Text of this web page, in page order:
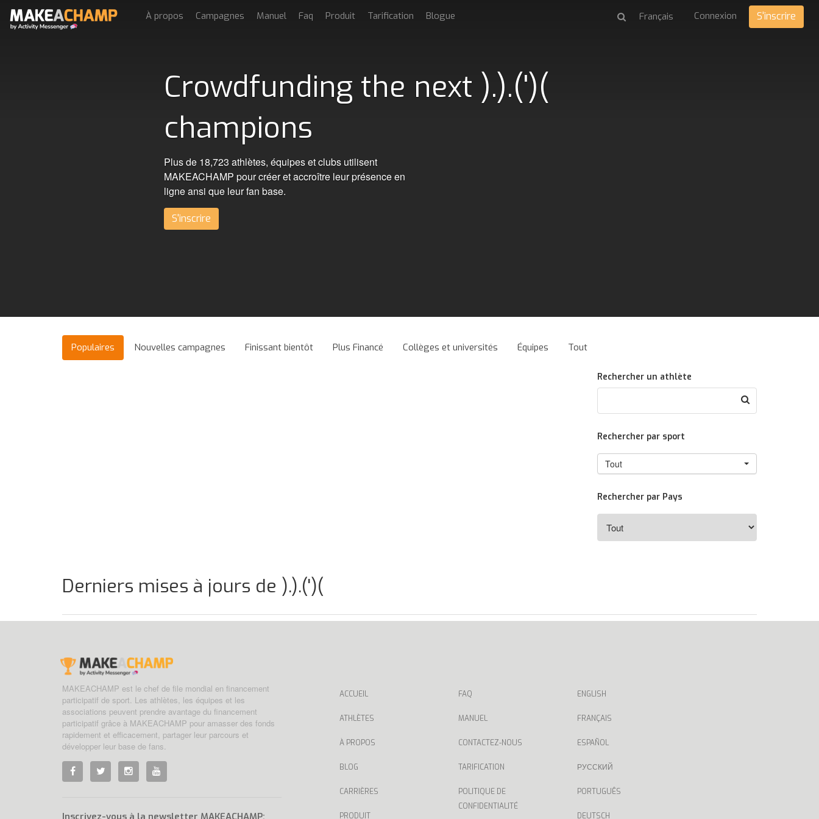
À propos Campagnes Manuel Faq Produit Tarification Blogue Connexion S'inscrire
Crowdfunding the next ).).(')(
champions
Plus de 18,723 athlètes, équipes et clubs utilisent
MAKEACHAMP pour créer et accroître leur présence en
ligne ansi que leur fan base.
S'inscrire
Populaires Nouvelles campagnes Finissant bientôt Plus Financé Collèges et universités Équipes Tout
Rechercher un athlète
Rechercher par sport
Tout
Rechercher par Pays
Derniers mises à jours de ).).(')(
MAKEACHAMP est le chef de file mondial en financement
participatif de sport. Les athlètes, les équipes et les
associations peuvent prendre avantage du financement
participatif grâce à MAKEACHAMP pour amasser des fonds
rapidement et efficacement, partager leur parcours et
développer leur base de fans.
Inscrivez-vous à la newsletter MAKEACHAMP:
ACCUEIL
ATHLÈTES
À PROPOS
BLOG
CARRIÈRES
PRODUIT
FAQ
MANUEL
CONTACTEZ-NOUS
TARIFICATION
POLITIQUE DE
CONFIDENTIALITÉ
ENGLISH
FRANÇAIS
ESPAÑOL
РУССКИЙ
PORTUGUÊS
DEUTSCH